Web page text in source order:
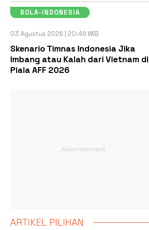
BOLA-INDONESIA
03 Agustus 2026 | 20:49 WIB
Skenario Timnas Indonesia Jika
Imbang atau Kalah dari Vietnam di
Piala AFF 2026
ARTIKEL PILIHAN